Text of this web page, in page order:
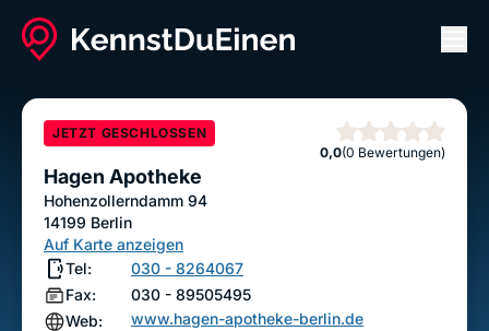
Hagen Apotheke
ANRUFEN NACHRICHT
JETZT GESCHLOSSEN
0,0
Sterne
(0 Bewertungen)
Hagen Apotheke
Hohenzollerndamm 94
14199 Berlin
Auf Karte anzeigen
Tel:
030 - 8264067
Fax:
030 - 89505495
Web:
www.hagen-apotheke-berlin.de